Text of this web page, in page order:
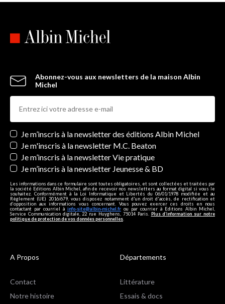
Abonnez-vous aux newsletters de la maison Albin
Michel
Newsletters
Je m’inscris à la newsletter des éditions Albin Michel
Je m'inscris à la newsletter M.C. Beaton
Je m’inscris à la newsletter Vie pratique
Je m’inscris à la newsletter Jeunesse & BD
Les informations dans ce formulaire sont toutes obligatoires, et sont collectées et traitées par
la société Editions Albin Michel, afin de recevoir nos newsletters au format digital si vous le
souhaitez. Conformément à la Loi Informatique et Libertés du 06/01/1978 modifiée et au
Règlement (UE) 2016/679, vous disposez notamment d'un droit d'accès, de rectification et
d’opposition aux informations vous concernant. Vous pouvez exercer ces droits en nous
contactant par courriel à info-site@albin-michel.fr ou par courrier à Editions Albin Michel,
Service Communication digitale, 22 rue Huyghens, 75014 Paris. Plus d’information sur notre
politique de protection de vos données personnelles
A Propos
Contact
Notre histoire
Départements
Littérature
Essais & docs